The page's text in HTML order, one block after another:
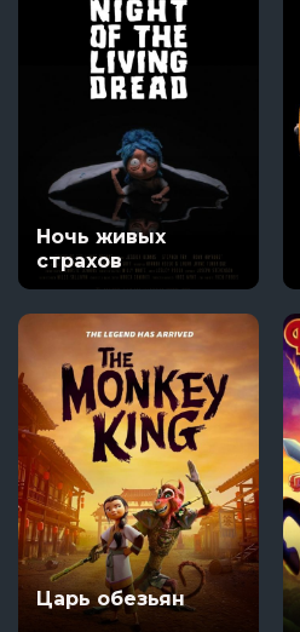
Ночь живых
страхов
Царь обезьян